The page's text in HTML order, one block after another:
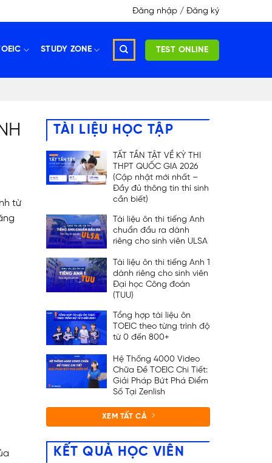
Đăng nhập / Đăng ký
STUDY ZONE TEST ONLINE
từ
TÀI LIỆU HỌC TẬP
TẤT TẦN TẬT VỀ KỲ THI
THPT QUỐC GIA 2026
(Cập nhật mới nhất –
Đầy đủ thông tin thí sinh
cần biết)
Tài liệu ôn thi tiếng Anh
chuẩn đầu ra dành
riêng cho sinh viên ULSA
Tài liệu ôn thi tiếng Anh 1
dành riêng cho sinh viên
Đại học Công đoàn
(TUU)
Tổng hợp tài liệu ôn
TOEIC theo từng trình độ
từ 0 đến 800+
Hệ Thống 4000 Video
Chữa Đề TOEIC Chi Tiết:
Giải Pháp Bứt Phá Điểm
Số Tại Zenlish
XEM TẤT CẢ
KẾT QUẢ HỌC VIÊN